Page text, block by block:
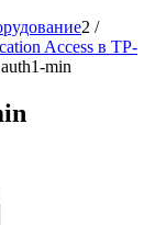
2 /
Access в TP-
min